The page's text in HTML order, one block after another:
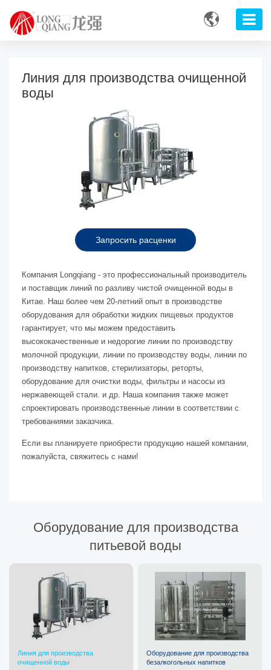

Линия для производства очищенной
воды
Запросить расценки
Компания Longqiang - это профессиональный производитель
и поставщик линий по разливу чистой очищенной воды в
Китае. Наш более чем 20-летний опыт в производстве
оборудования для обработки жидких пищевых продуктов
гарантирует, что мы можем предоставить
высококачественные и недорогие линии по производству
молочной продукции, линии по производству воды, линии по
производству напитков, стерилизаторы, реторты,
оборудование для очистки воды, фильтры и насосы из
нержавеющей стали. и др. Наша компания также может
спроектировать производственные линии в соответствии с
требованиями заказчика.
Если вы планируете приобрести продукцию нашей компании,
пожалуйста, свяжитесь с нами!
Оборудование для производства
питьевой воды
Линия для производства
очищенной воды
Оборудование для производства
безалкогольных напитков